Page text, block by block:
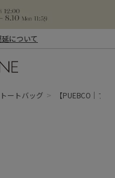
について
トートバッグ 【PUEBCO｜プ